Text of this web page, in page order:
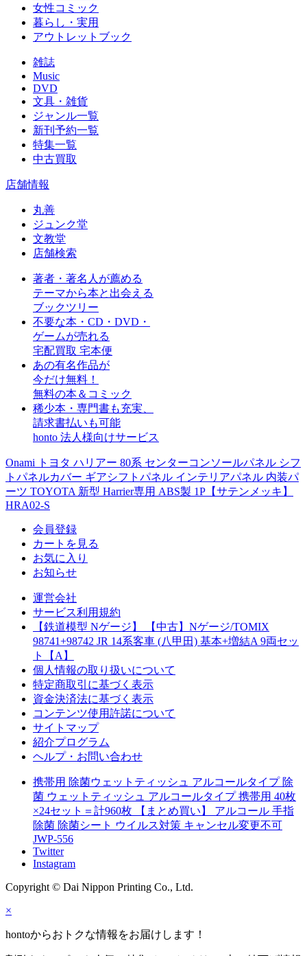
女性コミック
暮らし・実用
アウトレットブック
雑誌
Music
DVD
文具・雑貨
ジャンル一覧
新刊予約一覧
特集一覧
中古買取
店舗情報
丸善
ジュンク堂
文教堂
店舗検索
著者・著名人が薦める
テーマから本と出会える
ブックツリー
不要な本・CD・DVD・
ゲームが売れる
宅配買取 宅本便
あの有名作品が
今だけ無料！
無料の本＆コミック
稀少本・専門書も充実、
請求書払いも可能
honto 法人様向けサービス
Onami トヨタ ハリアー 80系 センターコンソールパネル シフ
トパネルカバー ギアシフトパネル インテリアパネル 内装パ
ーツ TOYOTA 新型 Harrier専用 ABS製 1P【サテンメッキ】
HRA02-S
会員登録
カートを見る
お気に入り
お知らせ
運営会社
サービス利用規約
【鉄道模型 Nゲージ】 【中古】Nゲージ/TOMIX
98741+98742 JR 14系客車 (八甲田) 基本+増結A 9両セッ
ト【A】
個人情報の取り扱いについて
特定商取引に基づく表示
資金決済法に基づく表示
コンテンツ使用許諾について
サイトマップ
紹介プログラム
ヘルプ・お問い合わせ
携帯用 除菌ウェットティッシュ アルコールタイプ 除
菌 ウェットティッシュ アルコールタイプ 携帯用 40枚
×24セット＝計960枚 【まとめ買い】 アルコール 手指
除菌 除菌シート ウイルス対策 キャンセル変更不可
JWP-556
Twitter
Instagram
Copyright © Dai Nippon Printing Co., Ltd.
×
hontoからおトクな情報をお届けします！